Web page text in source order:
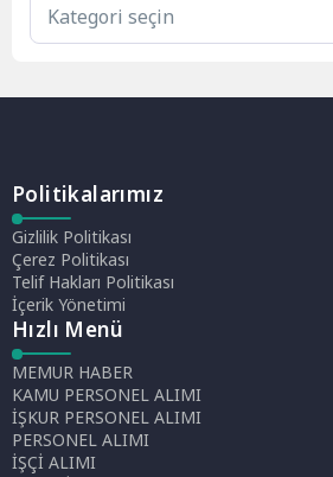
Politikalarımız
Gizlilik Politikası
Çerez Politikası
Telif Hakları Politikası
İçerik Yönetimi
Hızlı Menü
MEMUR HABER
KAMU PERSONEL ALIMI
İŞKUR PERSONEL ALIMI
PERSONEL ALIMI
İŞÇİ ALIMI